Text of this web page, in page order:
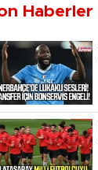
Haberler